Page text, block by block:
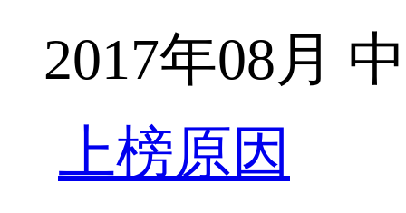
2017年08月
上榜原因